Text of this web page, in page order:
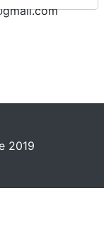
2019